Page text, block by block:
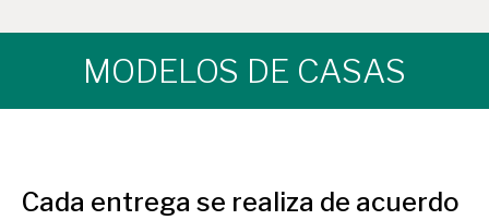
MODELOS DE CASAS
Cada entrega se realiza de acuerdo